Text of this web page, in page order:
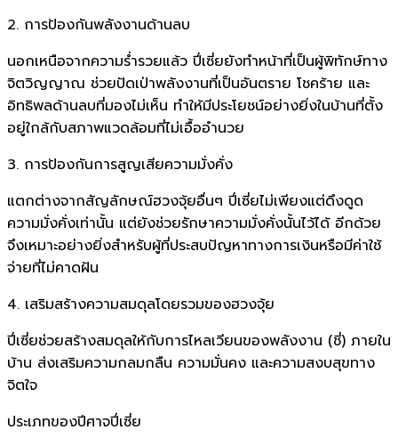
2. การป้องกันพลังงานด้านลบ
นอกเหนือจากความร่ำรวยแล้ว ปี่เซี่ยยังทำหน้าที่เป็นผู้พิทักษ์ทาง
จิตวิญญาณ ช่วยปัดเป่าพลังงานที่เป็นอันตราย โชคร้าย และ
อิทธิพลด้านลบที่มองไม่เห็น ทำให้มีประโยชน์อย่างยิ่งในบ้านที่ตั้ง
อยู่ใกล้กับสภาพแวดล้อมที่ไม่เอื้ออำนวย
3. การป้องกันการสูญเสียความมั่งคั่ง
แตกต่างจากสัญลักษณ์ฮวงจุ้ยอื่นๆ ปี่เซี่ยไม่เพียงแต่ดึงดูด
ความมั่งคั่งเท่านั้น แต่ยังช่วยรักษาความมั่งคั่งนั้นไว้ได้ อีกด้วย
จึงเหมาะอย่างยิ่งสำหรับผู้ที่ประสบปัญหาทางการเงินหรือมีค่าใช้
จ่ายที่ไม่คาดฝัน
4. เสริมสร้างความสมดุลโดยรวมของฮวงจุ้ย
ปี่เซี่ยช่วยสร้างสมดุลให้กับการไหลเวียนของพลังงาน (ชี่) ภายใน
บ้าน ส่งเสริมความกลมกลืน ความมั่นคง และความสงบสุขทาง
จิตใจ
ประเภทของปีศาจปี่เซี่ย